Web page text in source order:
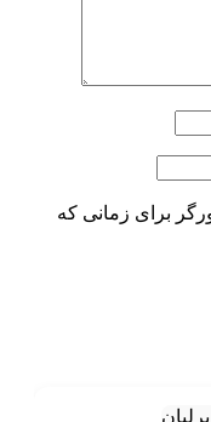
برای زمانی که